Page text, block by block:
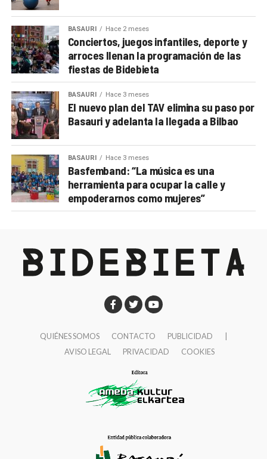
BASAURI Hace 2 meses
Conciertos, juegos infantiles, deporte y
arroces llenan la programación de las
fiestas de Bidebieta
BASAURI Hace 3 meses
El nuevo plan del TAV elimina su paso por
Basauri y adelanta la llegada a Bilbao
BASAURI Hace 3 meses
Basfemband: “La música es una
herramienta para ocupar la calle y
empoderarnos como mujeres”
QUIÉNES SOMOS CONTACTO PUBLICIDAD
AVISO LEGAL
PRIVACIDAD COOKIES